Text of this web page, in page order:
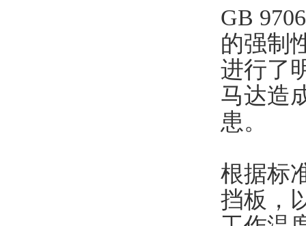
GB
的强制
进行了
马达造
患。
根据标
挡板‌，